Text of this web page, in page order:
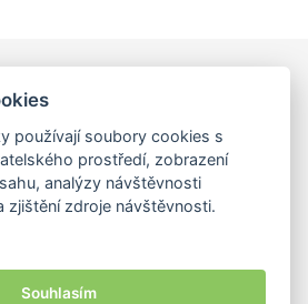
fyzikální fakulta,
25, 118 00 Praha 1
Alumni |MatfyzPress
používají soubory cookies s
prostředí, zobrazení
analýzy návštěvnosti
zjištění zdroje návštěvnosti.
Souhlasím